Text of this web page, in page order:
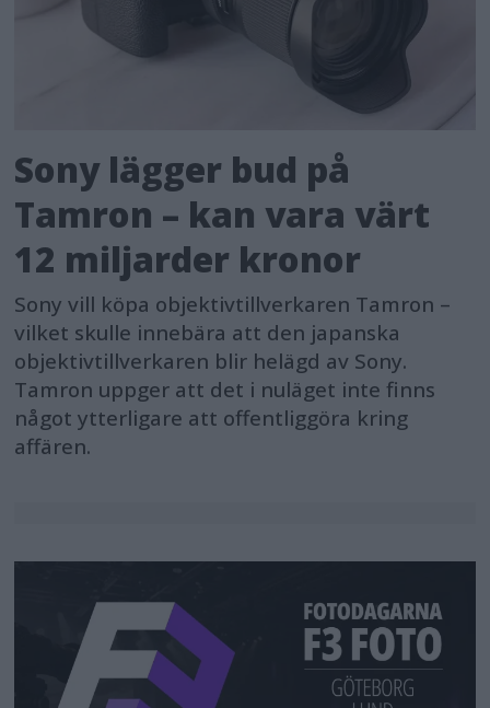
Sony lägger bud på
Tamron – kan vara värt
12 miljarder kronor
Sony vill köpa objektivtillverkaren Tamron –
vilket skulle innebära att den japanska
objektivtillverkaren blir helägd av Sony.
Tamron uppger att det i nuläget inte finns
något ytterligare att offentliggöra kring
affären.